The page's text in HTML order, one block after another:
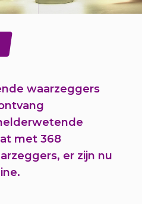
waarzeggers
met 368
er zijn nu